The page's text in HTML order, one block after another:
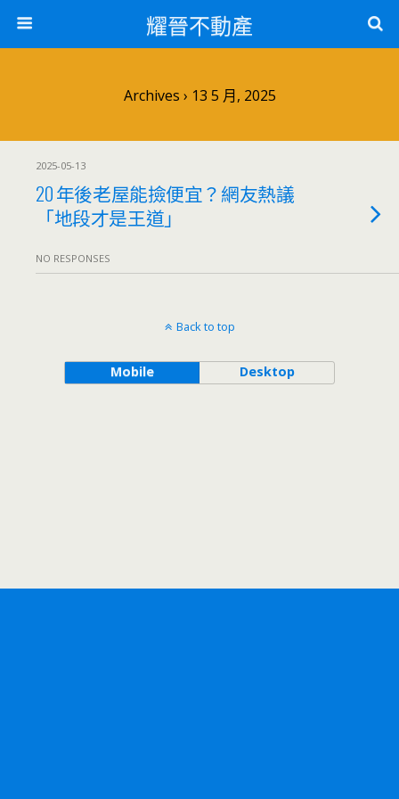
耀晉不動產
Archives › 13 5 月, 2025
2025-05-13
20 年後老屋能撿便宜？網友熱議
「地段才是王道」
NO RESPONSES
Back to top
Mobile Desktop